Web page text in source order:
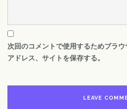
次回のコメントで使用するためブラ
アドレス、サイトを保存する。